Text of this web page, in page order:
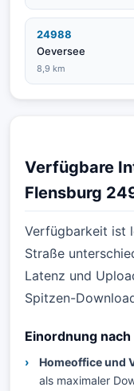
24988
Oeversee
8,9 km
Verfügbare
Flensburg
Verfügbarkeit ist
Straße
Latenz und
Spitzen-
Einordnung
Homeoffice und
als maximaler